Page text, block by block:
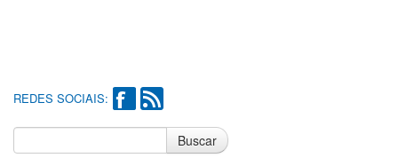
REDES SOCIAIS:
Buscar